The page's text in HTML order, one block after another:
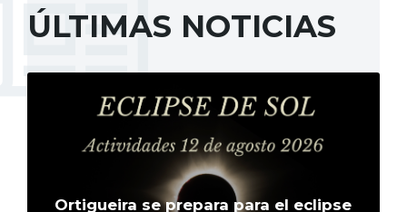
ÚLTIMAS NOTICIAS
Ortigueira se prepara para el eclipse
Más